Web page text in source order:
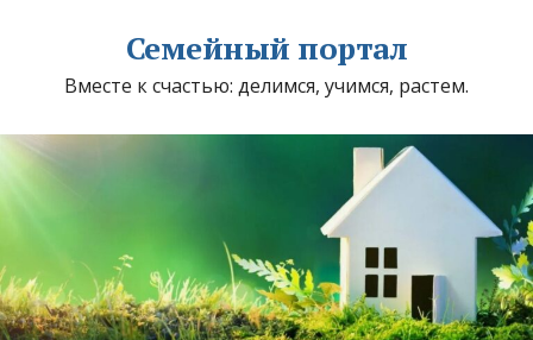
Семейный портал
Вместе к счастью: делимся, учимся, растем.